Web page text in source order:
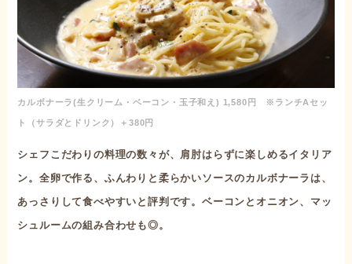
カルボナーラ(生クリーム・ベーコン・玉子和え) 1,580円 ※ランチAセッ
ト（サラダとドリンク）＋380円
シェフこだわりの料理の数々が、肩肘はらずに楽しめるイタリア
ン。全卵で作る、ふんわりと柔らかいソースのカルボナーラは、
あっさりして食べやすいと評判です。ベーコンとオニオン、マッ
シュルームの組み合わせも◎。